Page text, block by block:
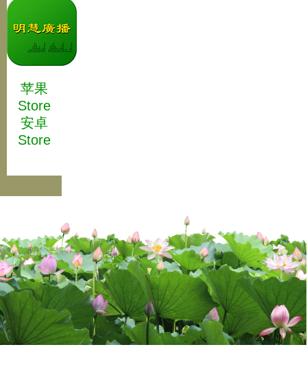
苹果
Store
安卓
Store